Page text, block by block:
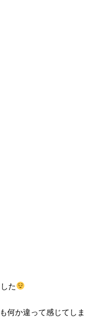
た
何か違って感じてしま